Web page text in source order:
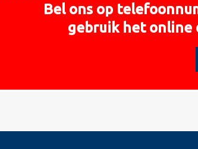
Bel ons op
gebruik het online